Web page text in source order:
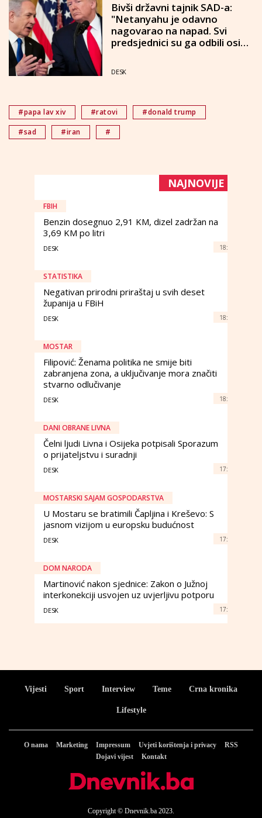
Bivši državni tajnik SAD-a:
"Netanyahu je odavno
nagovarao na napad. Svi
predsjednici su ga odbili osim
DESK
#papa lav xiv #ratovi
#donald trump
#sad
#iran #
NAJNOVIJE
FBIH
Benzin dosegnuo 2,91 KM, dizel zadržan na
3,69 KM po litri
DESK 18:
STATISTIKA
Negativan prirodni priraštaj u svih deset
županija u FBiH
DESK 18:
MOSTAR
Filipović: Ženama politika ne smije biti
zabranjena zona, a uključivanje mora značiti
stvarno odlučivanje
DESK 18:
DANI OBRANE LIVNA
Čelni ljudi Livna i Osijeka potpisali Sporazum
o prijateljstvu i suradnji
DESK 17:
MOSTARSKI SAJAM GOSPODARSTVA
U Mostaru se bratimili Čapljina i Kreševo: S
jasnom vizijom u europsku budućnost
DESK 17:
DOM NARODA
Martinović nakon sjednice: Zakon o Južnoj
interkonekciji usvojen uz uvjerljivu potporu
DESK 17:
Vijesti Sport Interview Teme Crna kronika
Lifestyle
O nama Marketing Impressum Uvjeti korištenja i privacy
RSS
Dojavi vijest
Kontakt
Copyright © Dnevnik.ba 2023.